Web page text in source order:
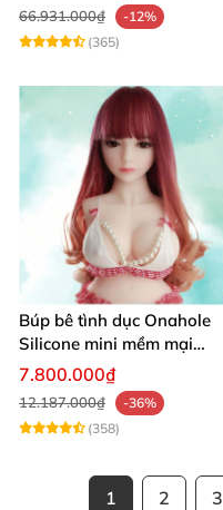
66.931.000₫
-12%
(365)
Búp bê tình dục Onahole
Silicone mini mềm mại
54cm
7.800.000₫
12.187.000₫
-36%
(358)
1 2 3